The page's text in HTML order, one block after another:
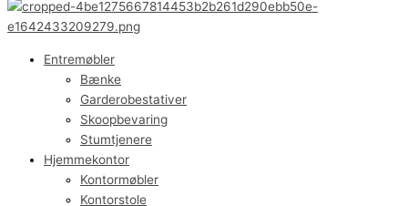
Entremøbler
Bænke
Garderobestativer
Skoopbevaring
Stumtjenere
Hjemmekontor
Kontormøbler
Kontorstole